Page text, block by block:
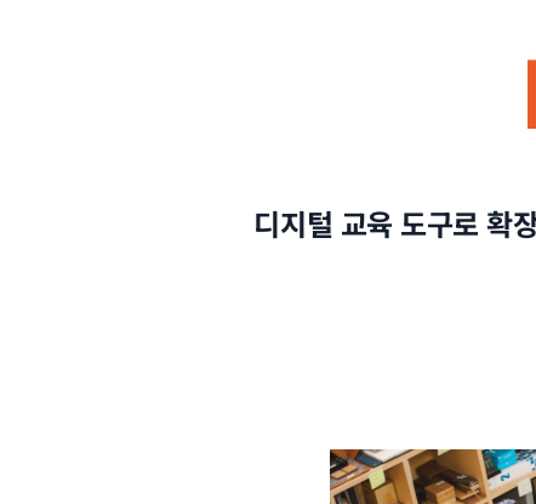
PORTFOLIO디지털 교육 도구로 확